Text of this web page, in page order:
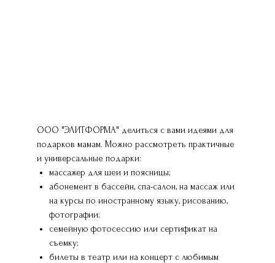
ООО "ЭЛИТФОРМА" делиться с вами идеями для
подарков мамам. Можно рассмотреть практичные
и универсальные подарки:
массажер для шеи и поясницы;
абонемент в бассейн, спа-салон, на массаж или
на курсы по иностранному языку, рисованию,
фотографии;
семейную фотосессию или сертификат на
съемку;
билеты в театр или на концерт с любимым